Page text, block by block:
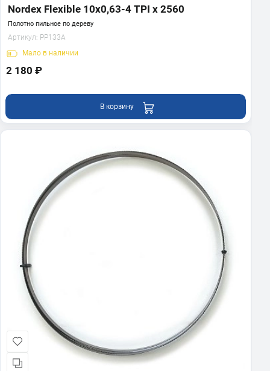
Nordex Flexible 10x0,63-4 TPI x 2560
Полотно пильное по дереву
Артикул: PP133A
Мало в наличии
2 180 ₽
В корзину